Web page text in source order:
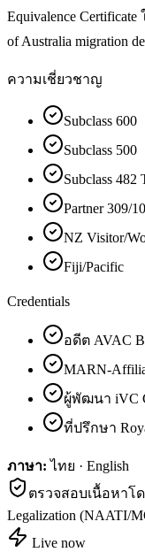
Equivalence
of Australia migration
ความเชี่ยวชาญ
Subclass 600
Subclass 500
Subclass 482
Partner 309/
NZ Visitor/
Fiji/Pacific
Credentials
อดีต AVAC
MARN-
ผู้พัฒนา iVC
ที่ปรึกษา
ภาษา: ไทย · English
ตรวจสอบเนื้อหาโ
Legalization (NAATI/
Live now